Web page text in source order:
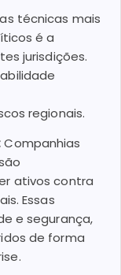
técnicas mais
é a
jurisdições.
regionais.
Companhias
ativos contra
Essas
e segurança,
de forma